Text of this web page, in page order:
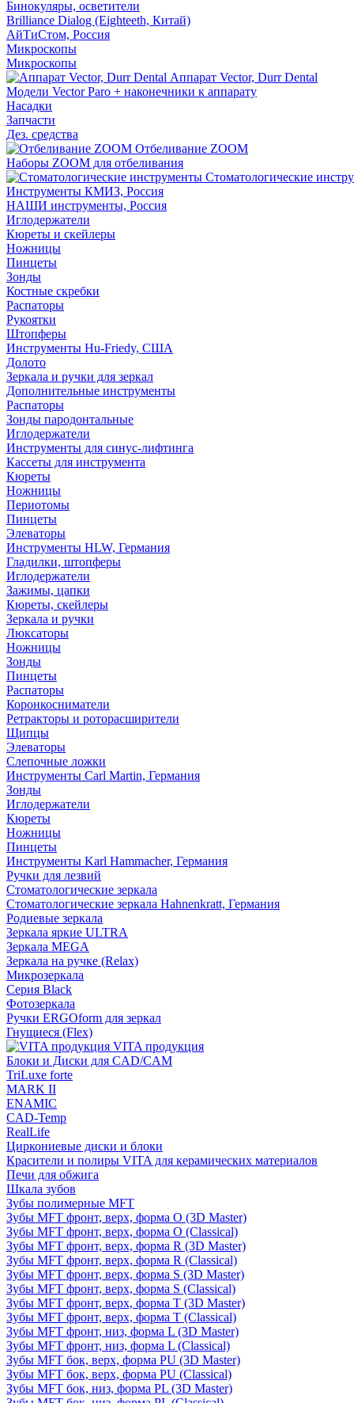
Бинокуляры, осветители
Brilliance Dialog (Eighteeth, Китай)
АйТиСтом, Россия
Микроскопы
Микроскопы
Аппарат Vector, Durr Dental
Модели Vector Paro + наконечники к аппарату
Насадки
Запчасти
Дез. средства
Отбеливание ZOOM
Наборы ZOOM для отбеливания
Стоматологические
Инструменты КМИЗ, Россия
НАШИ инструменты, Россия
Иглодержатели
Кюреты и скейлеры
Ножницы
Пинцеты
Зонды
Костные скребки
Распаторы
Рукоятки
Штопферы
Инструменты Hu-Friedy, США
Долото
Зеркала и ручки для зеркал
Дополнительные инструменты
Распаторы
Зонды пародонтальные
Иглодержатели
Инструменты для синус-лифтинга
Кассеты для инструмента
Кюреты
Ножницы
Периотомы
Пинцеты
Элеваторы
Инструменты HLW, Германия
Гладилки, штопферы
Иглодержатели
Зажимы, цапки
Кюреты, скейлеры
Зеркала и ручки
Люксаторы
Ножницы
Зонды
Пинцеты
Распаторы
Коронкосниматели
Ретракторы и роторасширители
Щипцы
Элеваторы
Слепочные ложки
Инструменты Carl Martin, Германия
Зонды
Иглодержатели
Кюреты
Ножницы
Пинцеты
Инструменты Karl Hammacher, Германия
Ручки для лезвий
Стоматологические зеркала
Стоматологические зеркала Hahnenkratt, Германия
Родиевые зеркала
Зеркала яркие ULTRA
Зеркала MEGA
Зеркала на ручке (Relax)
Микрозеркала
Серия Black
Фотозеркала
Ручки ERGOform для зеркал
Гнущиеся (Flex)
VITA продукция
Блоки и Диски для CAD/CAM
TriLuxe forte
MARK II
ENAMIC
CAD-Temp
RealLife
Циркониевые диски и блоки
Красители и полиры VITA для керамических материалов
Печи для обжига
Шкала зубов
Зубы полимерные MFT
Зубы MFT фронт, верх, форма O (3D Master)
Зубы MFT фронт, верх, форма O (Classical)
Зубы MFT фронт, верх, форма R (3D Master)
Зубы MFT фронт, верх, форма R (Classical)
Зубы MFT фронт, верх, форма S (3D Master)
Зубы MFT фронт, верх, форма S (Classical)
Зубы MFT фронт, верх, форма T (3D Master)
Зубы MFT фронт, верх, форма T (Classical)
Зубы MFT фронт, низ, форма L (3D Master)
Зубы MFT фронт, низ, форма L (Classical)
Зубы MFT бок, верх, форма PU (3D Master)
Зубы MFT бок, верх, форма PU (Classical)
Зубы MFT бок, низ, форма PL (3D Master)